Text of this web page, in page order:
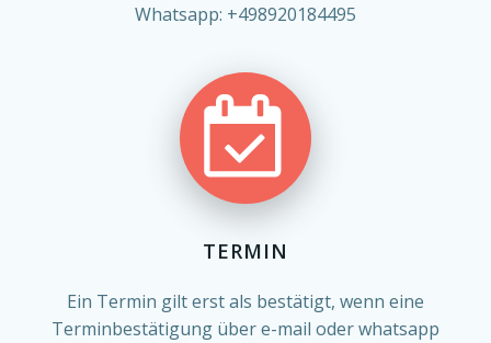
Whatsapp: +498920184495
TERMIN
Ein Termin gilt erst als bestätigt, wenn eine
Terminbestätigung über e-mail oder whatsapp